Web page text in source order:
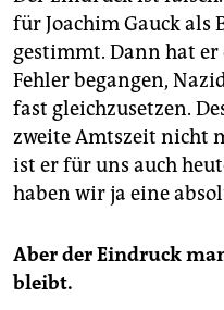
für Joachim Gauck als
gestimmt. Dann hat er
Fehler begangen,
fast gleichzusetzen.
zweite Amtszeit nicht
ist er für uns auch
haben wir ja eine
Aber der Eindruck
bleibt.